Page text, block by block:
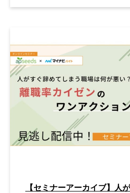
【セミナーアーカイブ】人